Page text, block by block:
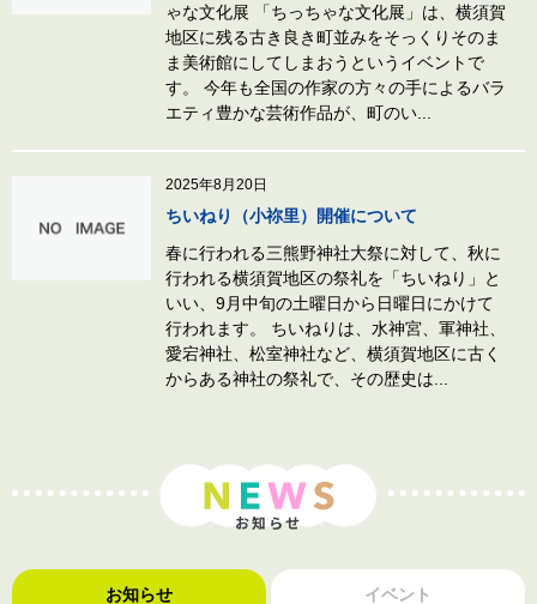
ゃな文化展 「ちっちゃな文化展」は、横須賀
地区に残る古き良き町並みをそっくりそのま
ま美術館にしてしまおうというイベントで
す。 今年も全国の作家の方々の手によるバラ
エティ豊かな芸術作品が、町のい...
2025年8月20日
ちいねり（小祢里）開催について
春に行われる三熊野神社大祭に対して、秋に
行われる横須賀地区の祭礼を「ちいねり」と
いい、9月中旬の土曜日から日曜日にかけて
行われます。 ちいねりは、水神宮、軍神社、
愛宕神社、松室神社など、横須賀地区に古く
からある神社の祭礼で、その歴史は...
お知らせ
お知らせ イベント